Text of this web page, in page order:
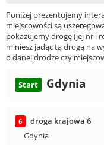
Poniżej prezentujemy
miejscowości są
pokazujemy drogę (jej nr i
miniesz jadąc tą drogą na
o danej drodze czy
Start Gdynia
6
droga krajowa 6
Gdynia